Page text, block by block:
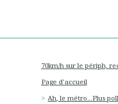
70km/h sur le périph,
Page d'accueil
Ah, le métro...Plus